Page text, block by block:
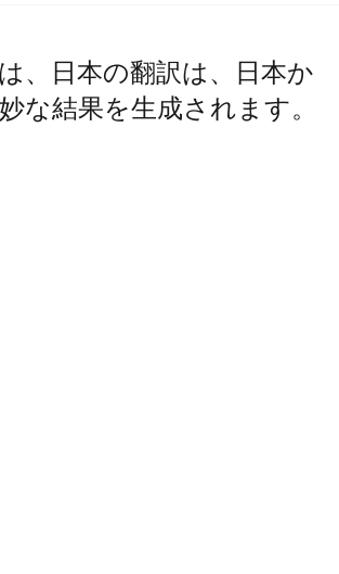
、日本の翻訳は、日本か
な結果を生成されます。